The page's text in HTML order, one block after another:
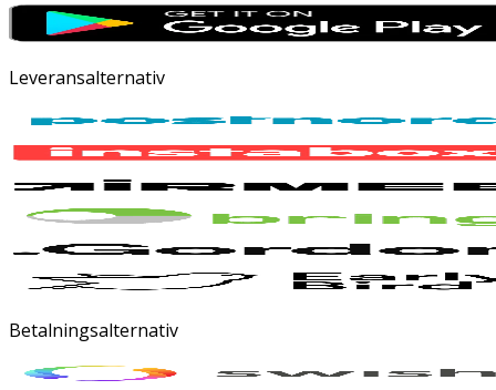
Leveransalternativ
Betalningsalternativ